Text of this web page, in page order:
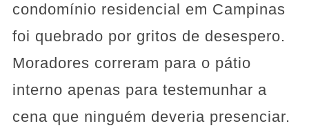
condomínio residencial em Campinas
foi quebrado por gritos de desespero.
Moradores correram para o pátio
interno apenas para testemunhar a
cena que ninguém deveria presenciar.